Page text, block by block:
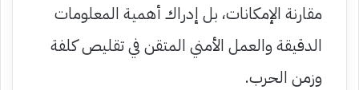
مقارنة الإمكانات، بل إدراك أهمية المعلومات
الدقيقة والعمل الأمني المتقن في تقليص كلفة
وزمن الحرب.